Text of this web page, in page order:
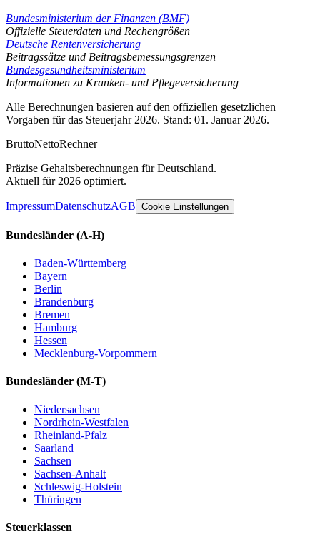
Bundesministerium der Finanzen (BMF)
Offizielle Steuerdaten und Rechengrößen
Deutsche Rentenversicherung
Beitragssätze und Beitragsbemessungsgrenzen
Bundesgesundheitsministerium
Informationen zu Kranken- und Pflegeversicherung
Alle Berechnungen basieren auf den offiziellen gesetzlichen
Vorgaben für das Steuerjahr 2026. Stand: 01. Januar 2026.
BruttoNettoRechner
Präzise Gehaltsberechnungen für Deutschland.
Aktuell für 2026 optimiert.
ImpressumDatenschutzAGB Cookie Einstellungen
Bundesländer (A-H)
Baden-Württemberg
Bayern
Berlin
Brandenburg
Bremen
Hamburg
Hessen
Mecklenburg-Vorpommern
Bundesländer (M-T)
Niedersachsen
Nordrhein-Westfalen
Rheinland-Pfalz
Saarland
Sachsen
Sachsen-Anhalt
Schleswig-Holstein
Thüringen
Steuerklassen